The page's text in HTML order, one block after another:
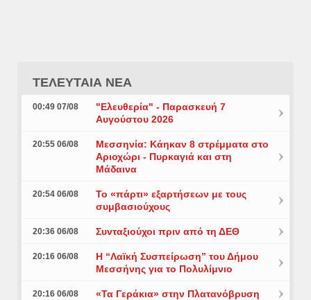
ΤΕΛΕΥΤΑΙΑ ΝΕΑ
00:49 07/08
"Ελευθερία" - Παρασκευή 7
Αυγούστου 2026
20:55 06/08
Μεσσηνία: Κάηκαν 8 στρέμματα στο
Αριοχώρι - Πυρκαγιά και στη
Μάδαινα
20:54 06/08
Το «πάρτι» εξαρτήσεων με τους
συμβασιούχους
20:36 06/08 Συνταξιούχοι πριν από τη ΔΕΘ
20:16 06/08
Η “Λαϊκή Συσπείρωση” του Δήμου
Μεσσήνης για το Πολυλίμνιο
20:16 06/08 «Τα Γεράκια» στην Πλατανόβρυση